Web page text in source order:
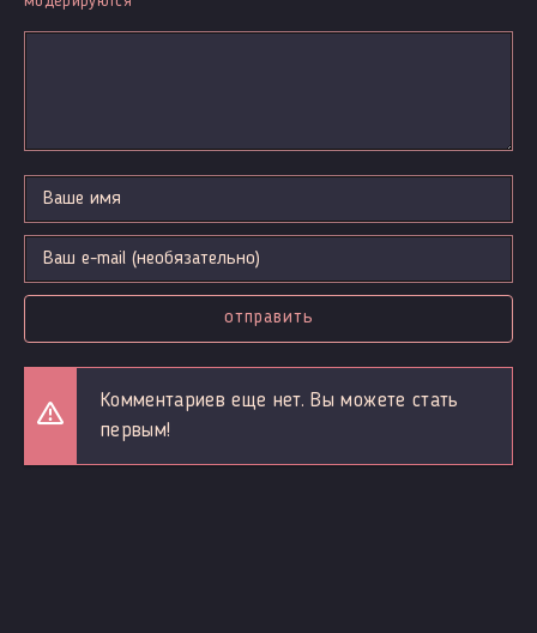
отправить
Комментариев еще нет. Вы можете стать
первым!